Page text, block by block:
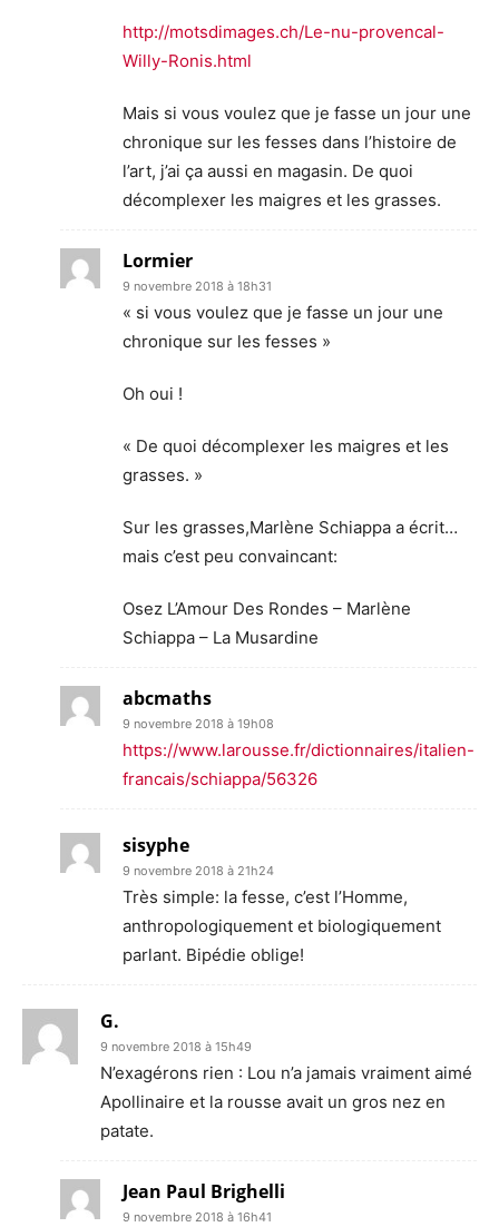
http://motsdimages.ch/Le-nu-provencal-
Willy-Ronis.html
Mais si vous voulez que je fasse un jour une
chronique sur les fesses dans l’histoire de
l’art, j’ai ça aussi en magasin. De quoi
décomplexer les maigres et les grasses.
Lormier
9 novembre 2018 à 18h31
« si vous voulez que je fasse un jour une
chronique sur les fesses »
Oh oui !
« De quoi décomplexer les maigres et les
grasses. »
Sur les grasses,Marlène Schiappa a écrit…
mais c’est peu convaincant:
Osez L’Amour Des Rondes – Marlène
Schiappa – La Musardine
abcmaths
9 novembre 2018 à 19h08
https://www.larousse.fr/dictionnaires/italien-
francais/schiappa/56326
sisyphe
9 novembre 2018 à 21h24
Très simple: la fesse, c’est l’Homme,
anthropologiquement et biologiquement
parlant. Bipédie oblige!
G.
9 novembre 2018 à 15h49
N’exagérons rien : Lou n’a jamais vraiment aimé
Apollinaire et la rousse avait un gros nez en
patate.
Jean Paul Brighelli
9 novembre 2018 à 16h41